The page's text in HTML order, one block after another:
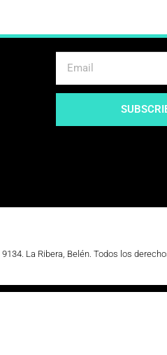
La Ribera, Belén. Todos los